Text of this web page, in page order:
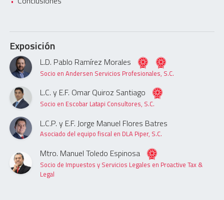
Exposición
L.D. Pablo Ramírez Morales
Socio en Andersen Servicios Profesionales, S.C.
L.C. y E.F. Omar Quiroz Santiago
Socio en Escobar Latapi Consultores, S.C.
L.C.P. y E.F. Jorge Manuel Flores Batres
Asociado del equipo fiscal en DLA Piper, S.C.
Mtro. Manuel Toledo Espinosa
Socio de Impuestos y Servicios Legales en Proactive Tax &
Legal